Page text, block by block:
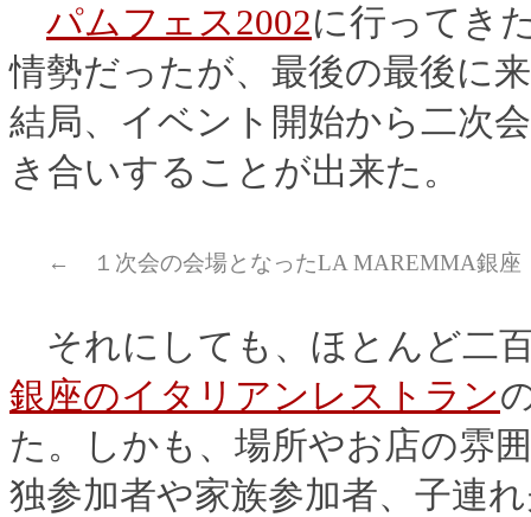
パムフェス2002に行ってき
情勢だったが、最後の最後に
結局、イベント開始から二次
き合いすることが出来た。
← １次会の会場となったLA MAREMMA銀座
それにしても、ほとんど二
銀座のイタリアンレストラン
た。しかも、場所やお店の雰
独参加者や家族参加者、子連